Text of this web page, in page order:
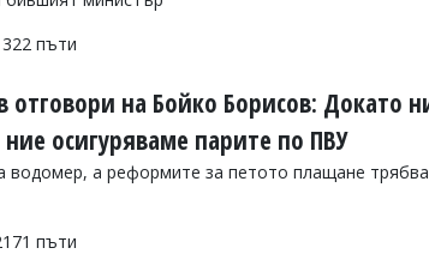
пъти
отговори на Бойко Борисов: Докато
осигуряваме парите по ПВУ
водомер, а реформите за петото плащане
пъти